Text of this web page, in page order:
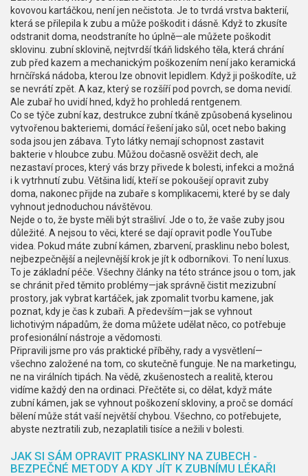
kovovou kartáčkou, není jen nečistota. Je to tvrdá vrstva bakterií,
která se přilepila k zubu a může poškodit i dásně. Když to zkusíte
odstranit doma, neodstraníte ho úplně—ale můžete poškodit
sklovinu. zubní sklovině, nejtvrdší tkáň lidského těla, která chrání
zub před kazem a mechanickým poškozením není jako keramická
hrnčířská nádoba, kterou lze obnovit lepidlem. Když ji poškodíte, už
se nevrátí zpět. A kaz, který se rozšíří pod povrch, se doma nevidí.
Ale zubař ho uvidí hned, když ho prohledá rentgenem.
Co se týče zubní kaz, destrukce zubní tkáně způsobená kyselinou
vytvořenou bakteriemi, domácí řešení jako sůl, ocet nebo baking
soda jsou jen zábava. Tyto látky nemají schopnost zastavit
bakterie v hloubce zubu. Můžou dočasně osvěžit dech, ale
nezastaví proces, který vás brzy přivede k bolesti, infekci a možná
i k vytrhnutí zubu. Většina lidí, kteří se pokoušejí opravit zuby
doma, nakonec přijde na zubaře s komplikacemi, které by se daly
vyhnout jednoduchou návštěvou.
Nejde o to, že byste měli být strašliví. Jde o to, že vaše zuby jsou
důležité. A nejsou to věci, které se dají opravit podle YouTube
videa. Pokud máte zubní kámen, zbarvení, prasklinu nebo bolest,
nejbezpečnější a nejlevnější krok je jít k odborníkovi. To není luxus.
To je základní péče. Všechny články na této stránce jsou o tom, jak
se chránit před těmito problémy—jak správně čistit mezizubní
prostory, jak vybrat kartáček, jak zpomalit tvorbu kamene, jak
poznat, kdy je čas k zubaři. A především—jak se vyhnout
lichotivým nápadům, že doma můžete udělat něco, co potřebuje
profesionální nástroje a vědomosti.
Připravili jsme pro vás praktické příběhy, rady a vysvětlení—
všechno založené na tom, co skutečně funguje. Ne na marketingu,
ne na virálních tipách. Na vědě, zkušenostech a realitě, kterou
vidíme každý den na ordinaci. Přečtěte si, co dělat, když máte
zubní kámen, jak se vyhnout poškození skloviny, a proč se domácí
bělení může stát vaší největší chybou. Všechno, co potřebujete,
abyste neztratili zub, nezaplatili tisíce a nežili v bolesti.
JAK SI SÁM OPRAVIT PRASKLINY NA ZUBECH -
BEZPEČNÉ METODY A KDY JÍT K ZUBNÍMU LÉKAŘI